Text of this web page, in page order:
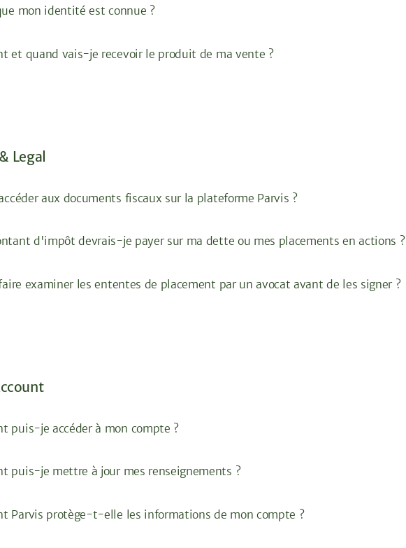
mon identité est connue ?
et quand vais-je recevoir le produit de ma vente ?
Legal
aux documents fiscaux sur la plateforme Parvis ?
d'impôt devrais-je payer sur ma dette ou mes placements en actions ?
examiner les ententes de placement par un avocat avant de les signer ?
puis-je accéder à mon compte ?
puis-je mettre à jour mes renseignements ?
Parvis protège-t-elle les informations de mon compte ?